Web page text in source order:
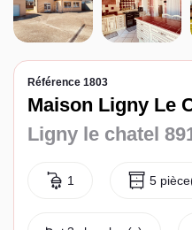
Espace client
Référence 1803
Maison Ligny Le
Ligny le chatel
1 5